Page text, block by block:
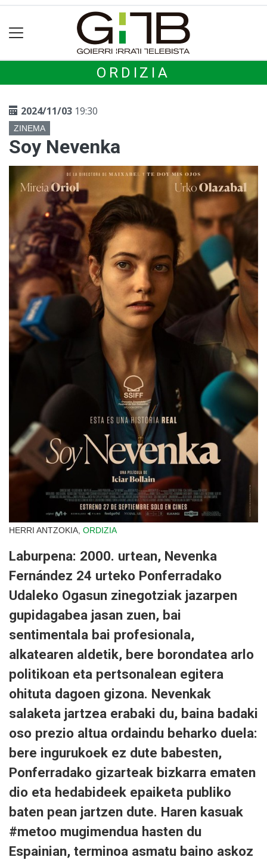
ORDIZIA
2024/11/03 19:30
ZINEMA
Soy Nevenka
HERRI ANTZOKIA, ORDIZIA
Laburpena: 2000. urtean, Nevenka
Fernández 24 urteko Ponferradako
Udaleko Ogasun zinegotziak jazarpen
gupidagabea jasan zuen, bai
sentimentala bai profesionala,
alkatearen aldetik, bere borondatea arlo
politikoan eta pertsonalean egitera
ohituta dagoen gizona. Nevenkak
salaketa jartzea erabaki du, baina badaki
oso prezio altua ordaindu beharko duela:
bere ingurukoek ez dute babesten,
Ponferradako gizarteak bizkarra ematen
dio eta hedabideek epaiketa publiko
baten pean jartzen dute. Haren kasuak
#metoo mugimendua hasten du
Espainian, terminoa asmatu baino askoz